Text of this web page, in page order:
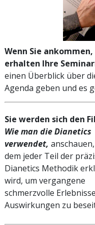
Wenn Sie
erhalten Ihre
einen Überblick über
Agenda geben und es
Sie werden sich den
Wie man die Dianetics
verwendet,
dem jeder Teil der
Dianetics Methodik
wird, um vergangene
schmerzvolle
Auswirkungen zu